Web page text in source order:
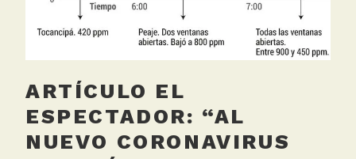
r
t
c
ARTÍCULO EL
ESPECTADOR: “AL
NUEVO CORONAVIRUS